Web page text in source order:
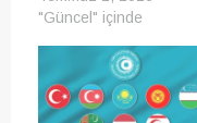
"Güncel" içinde